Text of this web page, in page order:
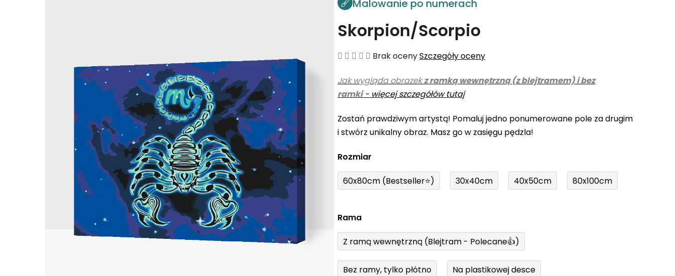
Malowanie po numerach
Skorpion/Scorpio
Średnia
produktu
wynosi
na
5
Brak ocenySzczegóły oceny
Jak wygląda obrazekz ramką wewnętrzną (z blejtramem) i bez
ramki- więcej szczegółów tutaj
Zostań prawdziwym artystą! Pomaluj jedno ponumerowane pole za drugim
i stwórz unikalny obraz. Masz go w zasięgu pędzla!
Rozmiar
60x80cm (Bestseller⭐) 30x40cm 40x50cm 80x100cm
Rama
Z ramą wewnętrzną (Blejtram - Polecane👍)
Bez ramy, tylko płótno Na plastikowej desce